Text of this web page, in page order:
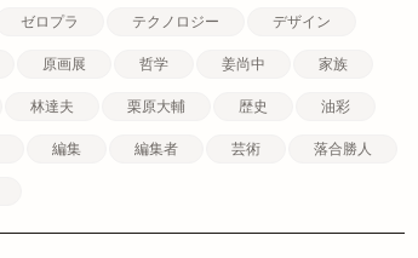
ゼロプラ テクノロジー デザイン
原画展 哲学 姜尚中 家族
林達夫 栗原大輔 歴史 油彩
編集 編集者 芸術 落合勝人